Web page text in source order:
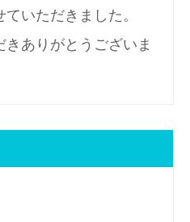
いただきました。
ありがとうございま